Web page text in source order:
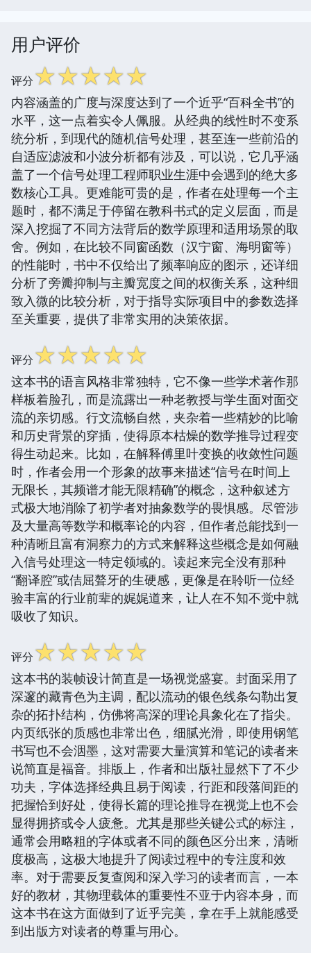
用户评价
评分☆☆☆☆☆
内容涵盖的广度与深度达到了一个近乎“百科全书”的
水平，这一点着实令人佩服。从经典的线性时不变系
统分析，到现代的随机信号处理，甚至连一些前沿的
自适应滤波和小波分析都有涉及，可以说，它几乎涵
盖了一个信号处理工程师职业生涯中会遇到的绝大多
数核心工具。更难能可贵的是，作者在处理每一个主
题时，都不满足于停留在教科书式的定义层面，而是
深入挖掘了不同方法背后的数学原理和适用场景的取
舍。例如，在比较不同窗函数（汉宁窗、海明窗等）
的性能时，书中不仅给出了频率响应的图示，还详细
分析了旁瓣抑制与主瓣宽度之间的权衡关系，这种细
致入微的比较分析，对于指导实际项目中的参数选择
至关重要，提供了非常实用的决策依据。
评分☆☆☆☆☆
这本书的语言风格非常独特，它不像一些学术著作那
样板着脸孔，而是流露出一种老教授与学生面对面交
流的亲切感。行文流畅自然，夹杂着一些精妙的比喻
和历史背景的穿插，使得原本枯燥的数学推导过程变
得生动起来。比如，在解释傅里叶变换的收敛性问题
时，作者会用一个形象的故事来描述“信号在时间上
无限长，其频谱才能无限精确”的概念，这种叙述方
式极大地消除了初学者对抽象数学的畏惧感。尽管涉
及大量高等数学和概率论的内容，但作者总能找到一
种清晰且富有洞察力的方式来解释这些概念是如何融
入信号处理这一特定领域的。读起来完全没有那种
“翻译腔”或佶屈聱牙的生硬感，更像是在聆听一位经
验丰富的行业前辈的娓娓道来，让人在不知不觉中就
吸收了知识。
评分☆☆☆☆☆
这本书的装帧设计简直是一场视觉盛宴。封面采用了
深邃的藏青色为主调，配以流动的银色线条勾勒出复
杂的拓扑结构，仿佛将高深的理论具象化在了指尖。
内页纸张的质感也非常出色，细腻光滑，即使用钢笔
书写也不会洇墨，这对需要大量演算和笔记的读者来
说简直是福音。排版上，作者和出版社显然下了不少
功夫，字体选择经典且易于阅读，行距和段落间距的
把握恰到好处，使得长篇的理论推导在视觉上也不会
显得拥挤或令人疲惫。尤其是那些关键公式的标注，
通常会用略粗的字体或者不同的颜色区分出来，清晰
度极高，这极大地提升了阅读过程中的专注度和效
率。对于需要反复查阅和深入学习的读者而言，一本
好的教材，其物理载体的重要性不亚于内容本身，而
这本书在这方面做到了近乎完美，拿在手上就能感受
到出版方对读者的尊重与用心。